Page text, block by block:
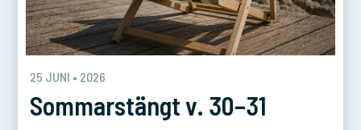
25 JUNI • 2026
Sommarstängt v. 30–31